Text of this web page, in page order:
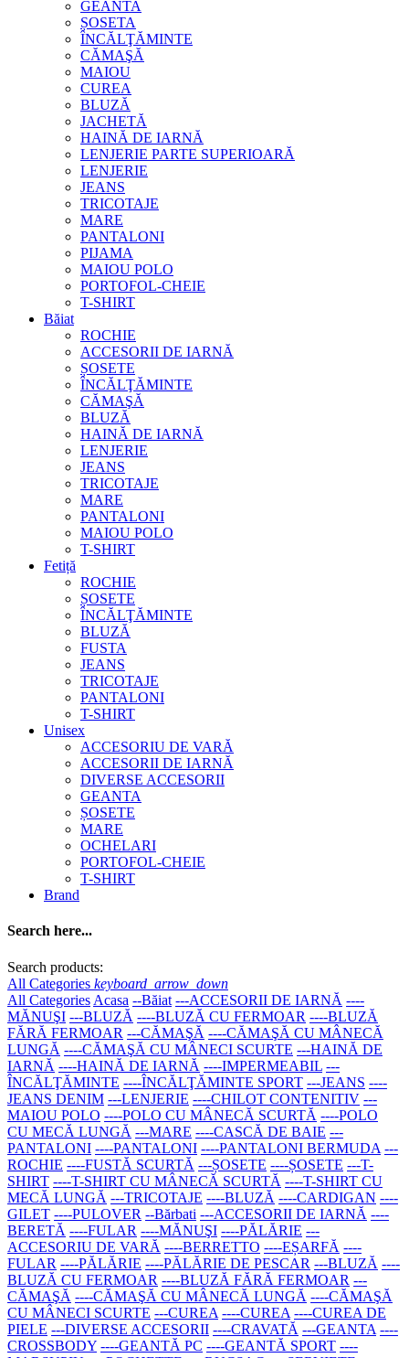
GEANTA
ȘOSETA
ÎNCĂLŢĂMINTE
CĂMAŞĂ
MAIOU
CUREA
BLUZĂ
JACHETĂ
HAINĂ DE IARNĂ
LENJERIE PARTE SUPERIOARĂ
LENJERIE
JEANS
TRICOTAJE
MARE
PANTALONI
PIJAMA
MAIOU POLO
PORTOFOL-CHEIE
T-SHIRT
Băiat
ROCHIE
ACCESORII DE IARNĂ
ȘOSETE
ÎNCĂLŢĂMINTE
CĂMAŞĂ
BLUZĂ
HAINĂ DE IARNĂ
LENJERIE
JEANS
TRICOTAJE
MARE
PANTALONI
MAIOU POLO
T-SHIRT
Fetiță
ROCHIE
ȘOSETE
ÎNCĂLŢĂMINTE
BLUZĂ
FUSTA
JEANS
TRICOTAJE
PANTALONI
T-SHIRT
Unisex
ACCESORIU DE VARĂ
ACCESORII DE IARNĂ
DIVERSE ACCESORII
GEANTA
ȘOSETE
MARE
OCHELARI
PORTOFOL-CHEIE
T-SHIRT
Brand
Search here...
Search products:
All Categories keyboard_arrow_down
All Categories Acasa --Băiat ---ACCESORII DE IARNĂ ----
MĂNUŞI ---BLUZĂ ----BLUZĂ CU FERMOAR ----BLUZĂ
FĂRĂ FERMOAR ---CĂMAŞĂ ----CĂMAŞĂ CU MÂNECĂ
LUNGĂ ----CĂMAŞĂ CU MÂNECI SCURTE ---HAINĂ DE
IARNĂ ----HAINĂ DE IARNĂ ----IMPERMEABIL ---
ÎNCĂLŢĂMINTE ----ÎNCĂLŢĂMINTE SPORT ---JEANS ----
JEANS DENIM ---LENJERIE ----CHILOT CONTENITIV ---
MAIOU POLO ----POLO CU MÂNECĂ SCURTĂ ----POLO
CU MECĂ LUNGĂ ---MARE ----CASCĂ DE BAIE ---
PANTALONI ----PANTALONI ----PANTALONI BERMUDA ---
ROCHIE ----FUSTĂ SCURTĂ ---ȘOSETE ----ȘOSETE ---T-
SHIRT ----T-SHIRT CU MÂNECĂ SCURTĂ ----T-SHIRT CU
MECĂ LUNGĂ ---TRICOTAJE ----BLUZĂ ----CARDIGAN ----
GILET ----PULOVER --Bărbati ---ACCESORII DE IARNĂ ----
BERETĂ ----FULAR ----MĂNUŞI ----PĂLĂRIE ---
ACCESORIU DE VARĂ ----BERRETTO ----EȘARFĂ ----
FULAR ----PĂLĂRIE ----PĂLĂRIE DE PESCAR ---BLUZĂ ----
BLUZĂ CU FERMOAR ----BLUZĂ FĂRĂ FERMOAR ---
CĂMAŞĂ ----CĂMAŞĂ CU MÂNECĂ LUNGĂ ----CĂMAŞĂ
CU MÂNECI SCURTE ---CUREA ----CUREA ----CUREA DE
PIELE ---DIVERSE ACCESORII ----CRAVATĂ ---GEANTA ----
CROSSBODY ----GEANTĂ PC ----GEANTĂ SPORT ----